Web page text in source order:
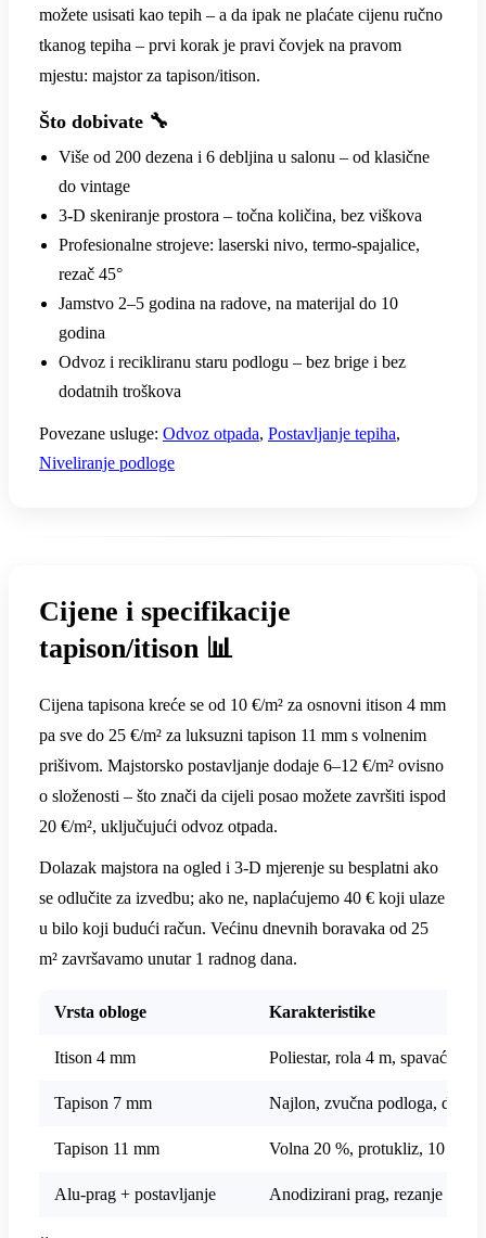
možete usisati kao tepih – a da ipak ne plaćate cijenu ručno
tkanog tepiha – prvi korak je pravi čovjek na pravom
mjestu: majstor za tapison/itison.
Što dobivate 🔧
Više od 200 dezena i 6 debljina u salonu – od klasične
do vintage
3-D skeniranje prostora – točna količina, bez viškova
Profesionalne strojeve: laserski nivo, termo-spajalice,
rezač 45°
Jamstvo 2–5 godina na radove, na materijal do 10
godina
Odvoz i recikliranu staru podlogu – bez brige i bez
dodatnih troškova
Povezane usluge: Odvoz otpada, Postavljanje tepiha,
Niveliranje podloge
Cijene i specifikacije
tapison/itison 📊
Cijena tapisona kreće se od 10 €/m² za osnovni itison 4 mm
pa sve do 25 €/m² za luksuzni tapison 11 mm s volnenim
prišivom. Majstorsko postavljanje dodaje 6–12 €/m² ovisno
o složenosti – što znači da cijeli posao možete završiti ispod
20 €/m², uključujući odvoz otpada.
Dolazak majstora na ogled i 3-D mjerenje su besplatni ako
se odlučite za izvedbu; ako ne, naplaćujemo 40 € koji ulaze
u bilo koji budući račun. Većinu dnevnih boravaka od 25
m² završavamo unutar 1 radnog dana.
Vrsta obloge Karakteristike
Itison 4 mm Poliestar, rola 4 m, spavaće
Tapison 7 mm Najlon, zvučna podloga,
Tapison 11 mm Volna 20 %, protukliz, 10 g gar.
Alu-prag + postavljanje Anodizirani prag, rezanje 45°,